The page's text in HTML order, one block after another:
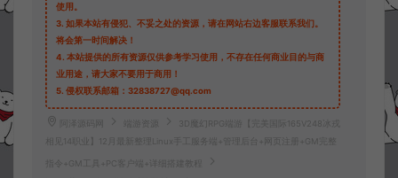
使用。
3. 如果本站有侵犯、不妥之处的资源，请在网站右边客服联系我们。
将会第一时间解决！
4. 本站提供的所有资源仅供参考学习使用，不存在任何商业目的与商
业用途，请大家不要用于商用！
5. 侵权联系邮箱：32838727@qq.com
阿泽源码网 端游资源
3D魔幻RPG端游【完美国际165V248冰戎
相见14职业】12月最新整理Linux手工服务端+管理后台+网页注册+GM完整
指令+GM工具+PC客户端+详细搭建教程